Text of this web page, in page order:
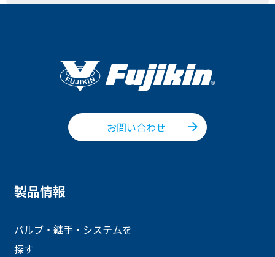
お問い合わせ
製品情報
バルブ・継手・システムを
探す